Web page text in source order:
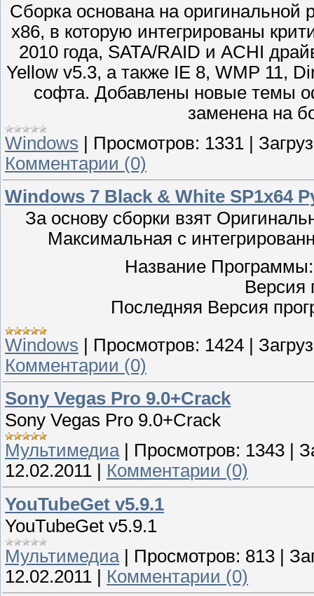
Сборка основана на оригинальной
x86, в которую интегрированы
2010 года, SATA/RAID и ACHI
Yellow v5.3, а также IE 8, WMP 11,
софта. Добавлены новые темы
заменена на
Windows | Просмотров: 1331 |
Комментарии (0)
Windows 7 Black & White SP1x64
За основу сборки взят
Максимальная с
Название
Версия
Последняя Версия
Windows | Просмотров: 1424 |
Комментарии (0)
Sony Vegas Pro 9.0+Crack
Sony Vegas Pro 9.0+Crack
Мультимедиа| Просмотров: 1343
12.02.2011
Комментарии (0)
YouTubeGet v5.9.1
YouTubeGet v5.9.1
Мультимедиа | Просмотров: 813 |
12.02.2011 | Комментарии (0)